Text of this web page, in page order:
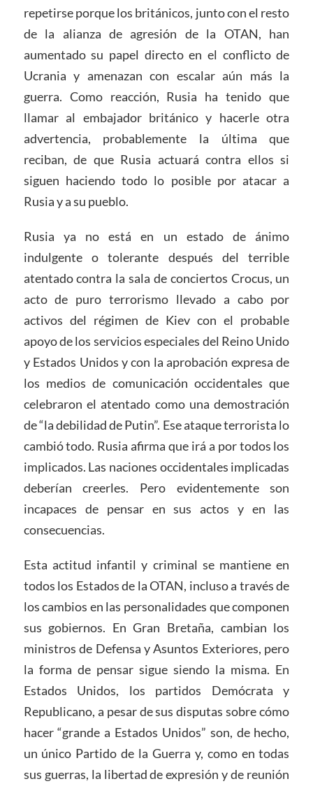
repetirse porque los británicos, junto con el resto
de la alianza de agresión de la OTAN, han
aumentado su papel directo en el conflicto de
Ucrania y amenazan con escalar aún más la
guerra. Como reacción, Rusia ha tenido que
llamar al embajador británico y hacerle otra
advertencia, probablemente la última que
reciban, de que Rusia actuará contra ellos si
siguen haciendo todo lo posible por atacar a
Rusia y a su pueblo.
Rusia ya no está en un estado de ánimo
indulgente o tolerante después del terrible
atentado contra la sala de conciertos Crocus, un
acto de puro terrorismo llevado a cabo por
activos del régimen de Kiev con el probable
apoyo de los servicios especiales del Reino Unido
y Estados Unidos y con la aprobación expresa de
los medios de comunicación occidentales que
celebraron el atentado como una demostración
de “la debilidad de Putin”. Ese ataque terrorista lo
cambió todo. Rusia afirma que irá a por todos los
implicados. Las naciones occidentales implicadas
deberían creerles. Pero evidentemente son
incapaces de pensar en sus actos y en las
consecuencias.
Esta actitud infantil y criminal se mantiene en
todos los Estados de la OTAN, incluso a través de
los cambios en las personalidades que componen
sus gobiernos. En Gran Bretaña, cambian los
ministros de Defensa y Asuntos Exteriores, pero
la forma de pensar sigue siendo la misma. En
Estados Unidos, los partidos Demócrata y
Republicano, a pesar de sus disputas sobre cómo
hacer “grande a Estados Unidos” son, de hecho,
un único Partido de la Guerra y, como en todas
sus guerras, la libertad de expresión y de reunión